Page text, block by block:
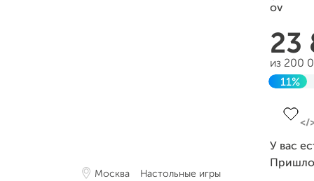
Москва Настольные игры
23
из 200
11%
У вас